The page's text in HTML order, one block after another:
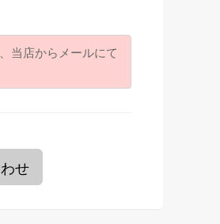
当店からメールにて
せ